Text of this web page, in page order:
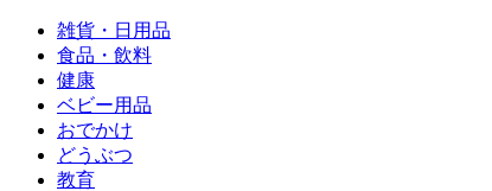
雑貨・日用品
食品・飲料
健康
ベビー用品
おでかけ
どうぶつ
教育